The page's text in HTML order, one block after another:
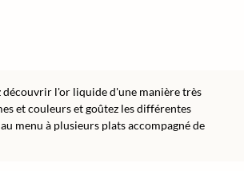
découvrir l'or liquide d'une manière très
et couleurs et goûtez les différentes
menu à plusieurs plats accompagné de